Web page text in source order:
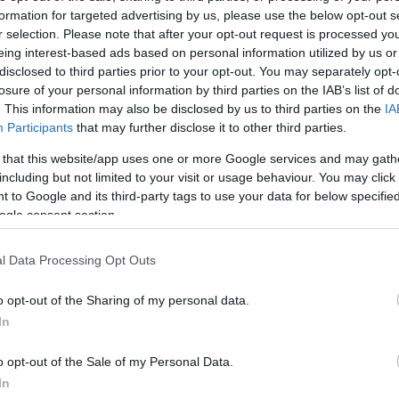
for targeted advertising by us, please use the below opt-out
selection. Please note that after your opt-out request is processed
interest-based ads based on personal information utilized by us
to third parties prior to your opt-out. You may separately
of your personal information by third parties on the IAB’s list of
This information may also be disclosed by us to third parties on the
Participants that may further disclose it to other third parties.
that this website/app uses one or more Google services and may
but not limited to your visit or usage behaviour. You may
to Google and its third-party tags to use your data for below
consent section.
Data Processing Opt Outs
opt-out of the Sharing of my personal data.
opt-out of the Sale of my Personal Data.
szankcionálása, ha valamely
Ilyen esetben
közötti lehet, és akár naponta több
ellenőrzik a kutat a Nemzeti Adó- és
a pénzbírság mellett az állomás négy
a hatóság.
nyitvatartási időnél rövidebb ideig tart
a kút teljes bezárásával, mivel ha a
a szóban forgó termékeket,